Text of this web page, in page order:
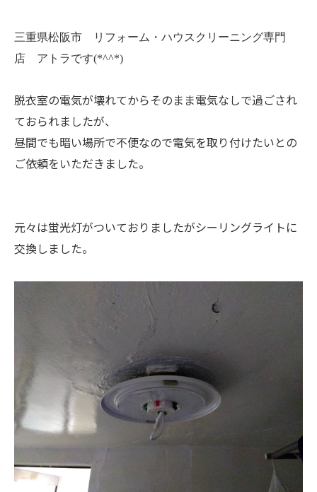
三重県松阪市 リフォーム・ハウスクリーニング専門
店 アトラです(*^^*)
脱衣室の電気が壊れてからそのまま電気なしで過ごされ
ておられましたが、
昼間でも暗い場所で不便なので電気を取り付けたいとの
ご依頼をいただきました。
元々は蛍光灯がついておりましたがシーリングライトに
交換しました。